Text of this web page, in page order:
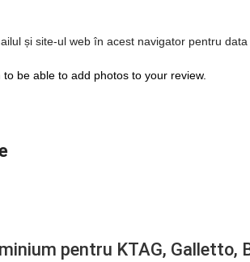
și site-ul web în acest navigator pentru
be able to add photos to your review.
pentru KTAG, Galletto,